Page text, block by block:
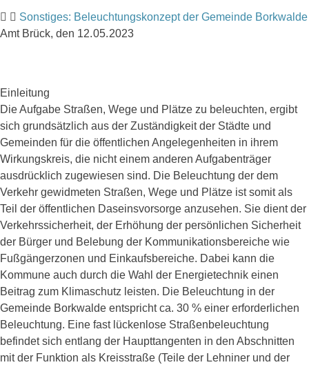
Sonstiges: Beleuchtungskonzept der Gemeinde Borkwalde
Amt Brück, den 12. 05. 2023
Einleitung
Die Aufgabe Straßen, Wege und Plätze zu beleuchten, ergibt
sich grundsätzlich aus der Zuständigkeit der Städte und
Gemeinden für die öffentlichen Angelegenheiten in ihrem
Wirkungskreis, die nicht einem anderen Aufgabenträger
ausdrücklich zugewiesen sind. Die Beleuchtung der dem
Verkehr gewidmeten Straßen, Wege und Plätze ist somit als
Teil der öffentlichen Daseinsvorsorge anzusehen. Sie dient der
Verkehrssicherheit, der Erhöhung der persönlichen Sicherheit
der Bürger und Belebung der Kommunikationsbereiche wie
Fußgängerzonen und Einkaufsbereiche. Dabei kann die
Kommune auch durch die Wahl der Energietechnik einen
Beitrag zum Klimaschutz leisten. Die Beleuchtung in der
Gemeinde Borkwalde entspricht ca. 30 % einer erforderlichen
Beleuchtung. Eine fast lückenlose Straßenbeleuchtung
befindet sich entlang der Haupttangenten in den Abschnitten
mit der Funktion als Kreisstraße (Teile der Lehniner und der